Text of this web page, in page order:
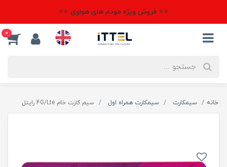
⭐⭐ فروش ویژه مودم های هواوی ⭐⭐
0
خانه سیمکارت سیمکارت همراه اول سیم کارت خام 4G/Lte رایتل